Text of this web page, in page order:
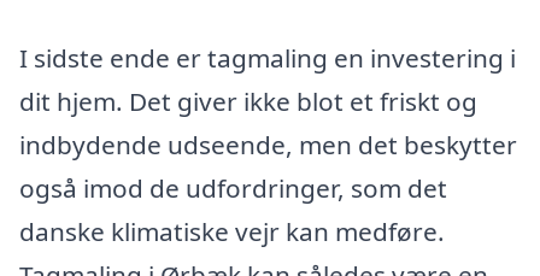
I sidste ende er tagmaling en investering i
dit hjem. Det giver ikke blot et friskt og
indbydende udseende, men det beskytter
også imod de udfordringer, som det
danske klimatiske vejr kan medføre.